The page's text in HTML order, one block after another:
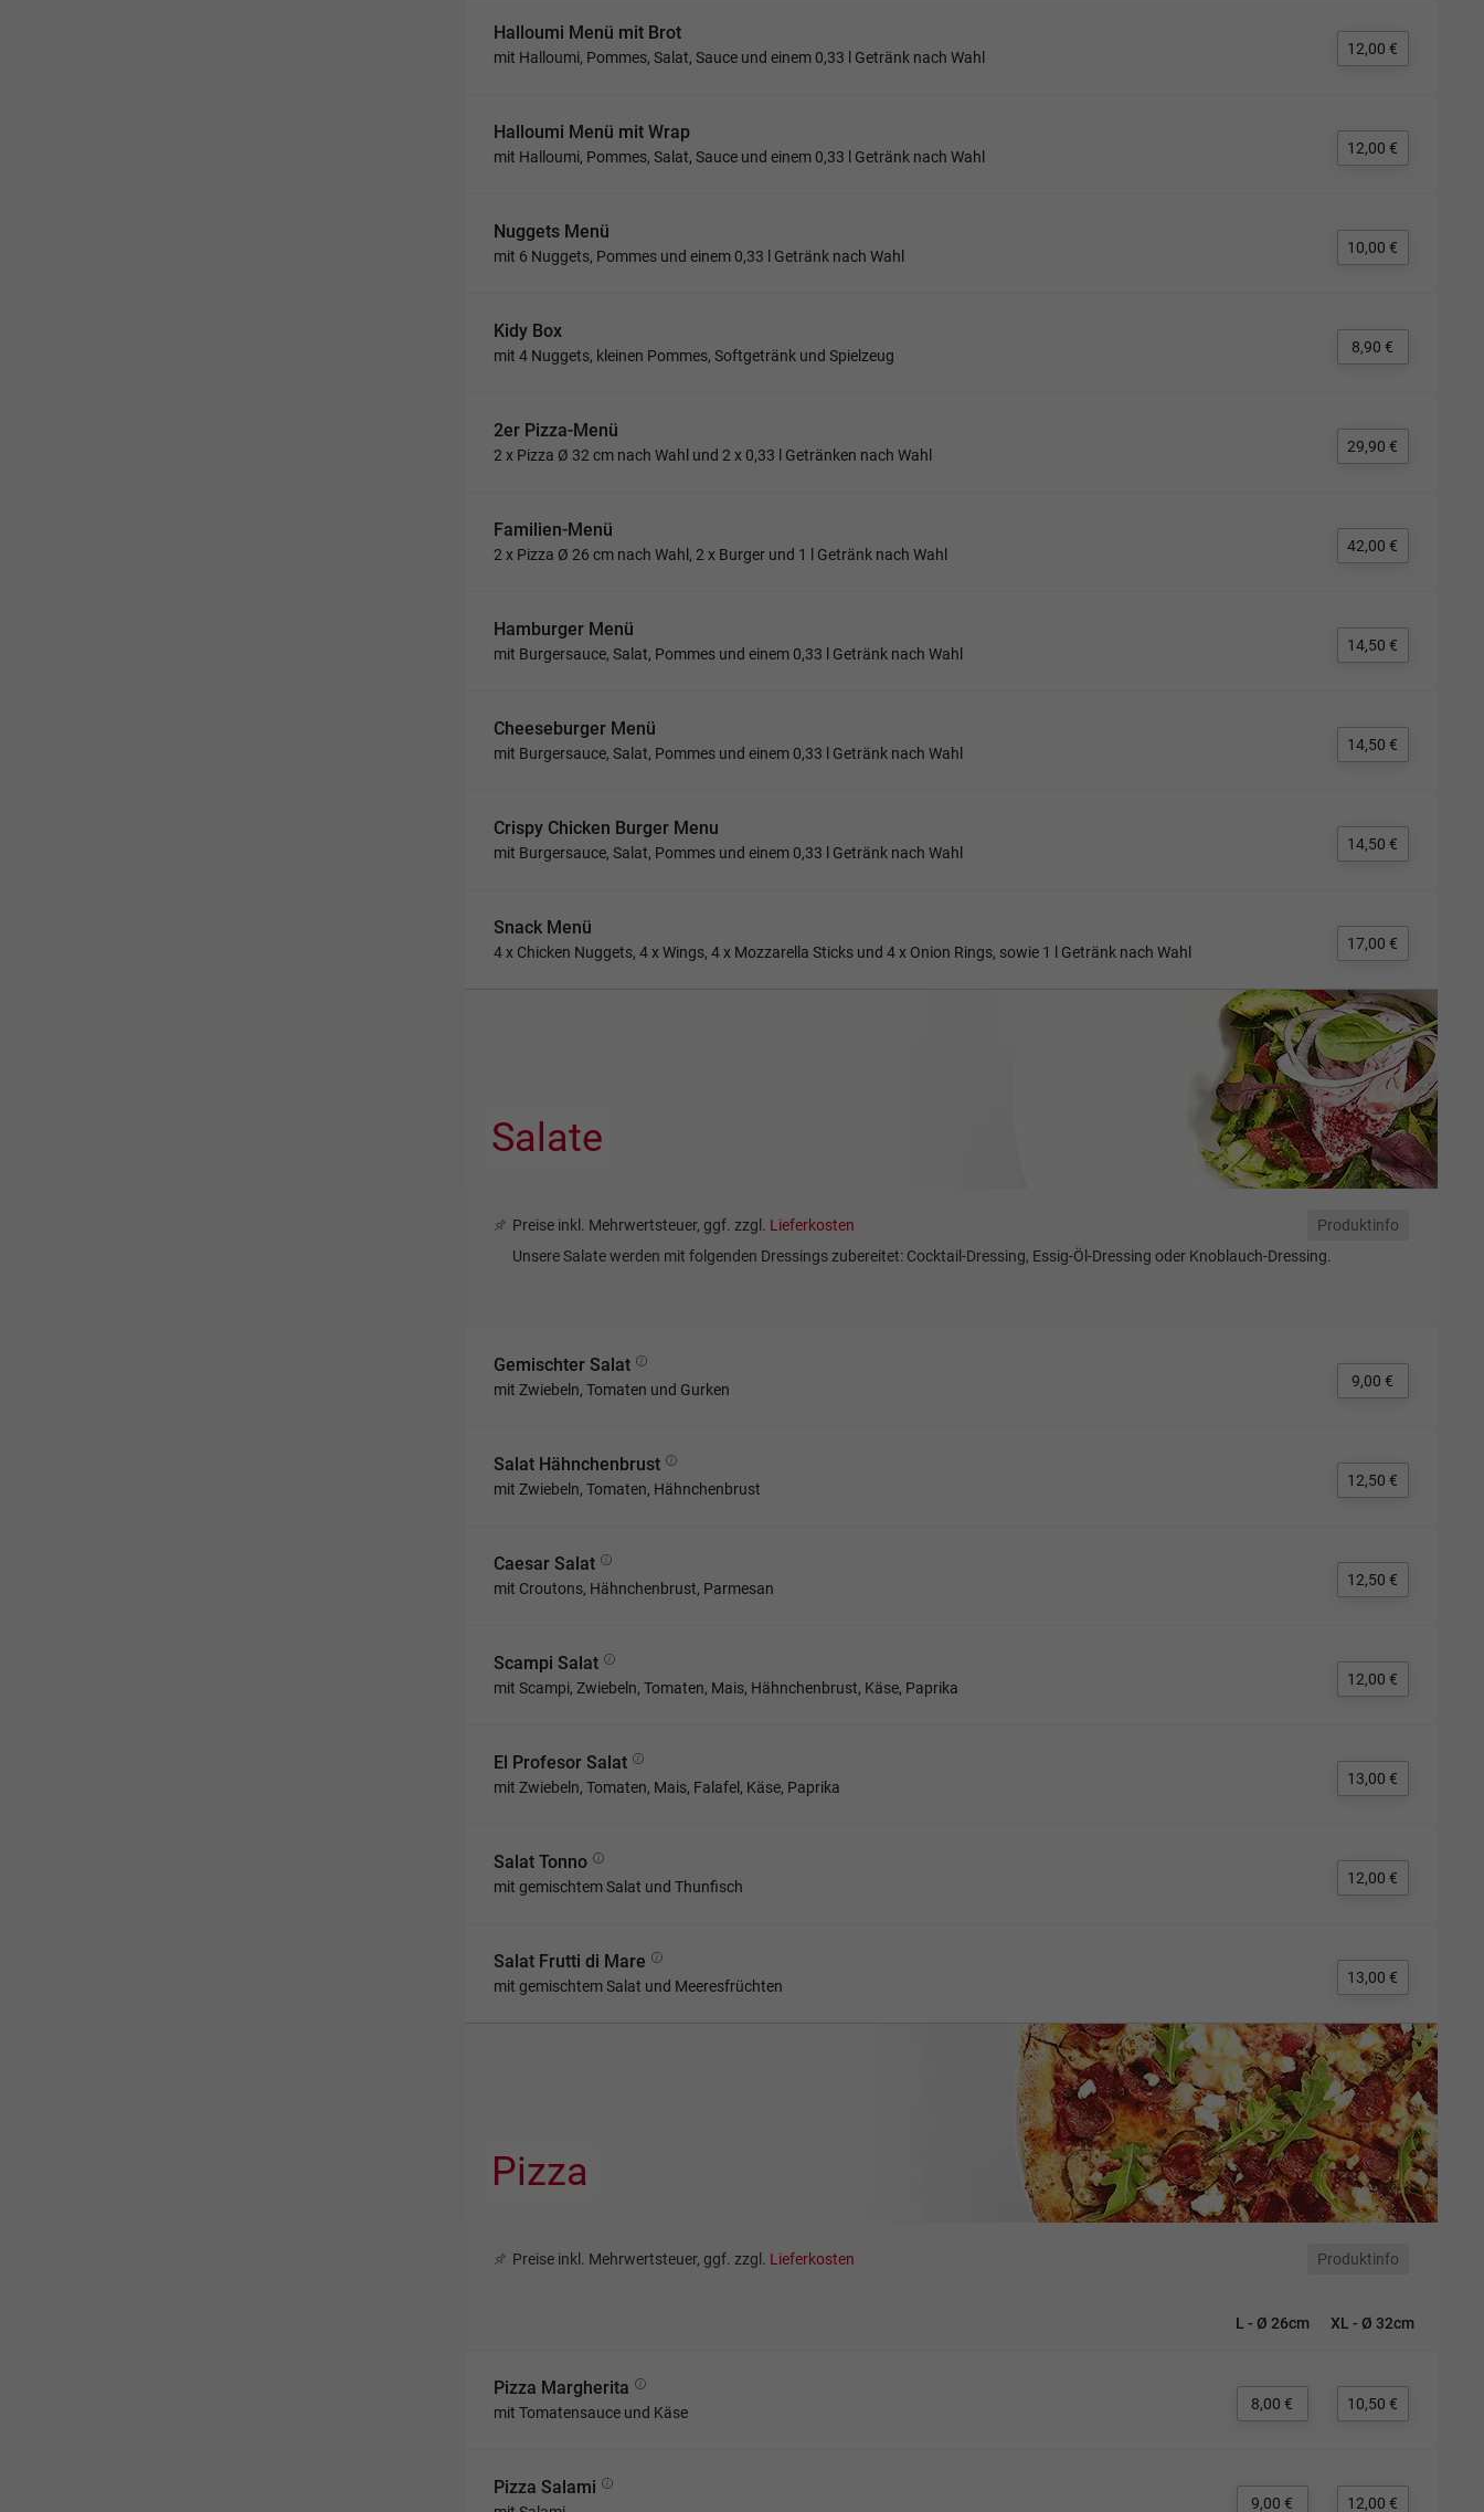
Halloumi Menü mit Brot
mit Halloumi, Pommes, Salat, Sauce und einem 0,33 l Getränk nach Wahl 12,00 €
Halloumi Menü mit Wrap
mit Halloumi, Pommes, Salat, Sauce und einem 0,33 l Getränk nach Wahl 12,00 €
Nuggets Menü
mit 6 Nuggets, Pommes und einem 0,33 l Getränk nach Wahl 10,00 €
Kidy Box
mit 4 Nuggets, kleinen Pommes, Softgetränk und Spielzeug 8,90 €
2er Pizza-Menü
2 x Pizza Ø 32 cm nach Wahl und 2 x 0,33 l Getränken nach Wahl 29,90 €
Familien-Menü
2 x Pizza Ø 26 cm nach Wahl, 2 x Burger und 1 l Getränk nach Wahl 42,00 €
Hamburger Menü
mit Burgersauce, Salat, Pommes und einem 0,33 l Getränk nach Wahl 14,50 €
Cheeseburger Menü
mit Burgersauce, Salat, Pommes und einem 0,33 l Getränk nach Wahl 14,50 €
Crispy Chicken Burger Menu
mit Burgersauce, Salat, Pommes und einem 0,33 l Getränk nach Wahl 14,50 €
Snack Menü
4 x Chicken Nuggets, 4 x Wings, 4 x Mozzarella Sticks und 4 x Onion Rings, sowie 1 l Getränk nach Wahl 17,00 €
Salate
Preise inkl. Mehrwertsteuer, ggf. zzgl. Lieferkosten
Produktinfo
Unsere Salate werden mit folgenden Dressings zubereitet: Cocktail-Dressing, Essig-Öl-Dressing oder Knoblauch-Dressing.
Gemischter Salat
mit Zwiebeln, Tomaten und Gurken 9,00 €
Salat Hähnchenbrust
mit Zwiebeln, Tomaten, Hähnchenbrust 12,50 €
Caesar Salat
mit Croutons, Hähnchenbrust, Parmesan 12,50 €
Scampi Salat
mit Scampi, Zwiebeln, Tomaten, Mais, Hähnchenbrust, Käse, Paprika 12,00 €
El Profesor Salat
mit Zwiebeln, Tomaten, Mais, Falafel, Käse, Paprika 13,00 €
Salat Tonno
mit gemischtem Salat und Thunfisch 12,00 €
Salat Frutti di Mare
mit gemischtem Salat und Meeresfrüchten 13,00 €
Pizza
Preise inkl. Mehrwertsteuer, ggf. zzgl. Lieferkosten Produktinfo
L - Ø 26cm XL - Ø 32cm
Pizza Margherita
mit Tomatensauce und Käse 8,00 € 10,50 €
Pizza Salami
9,00 € 12,00 €